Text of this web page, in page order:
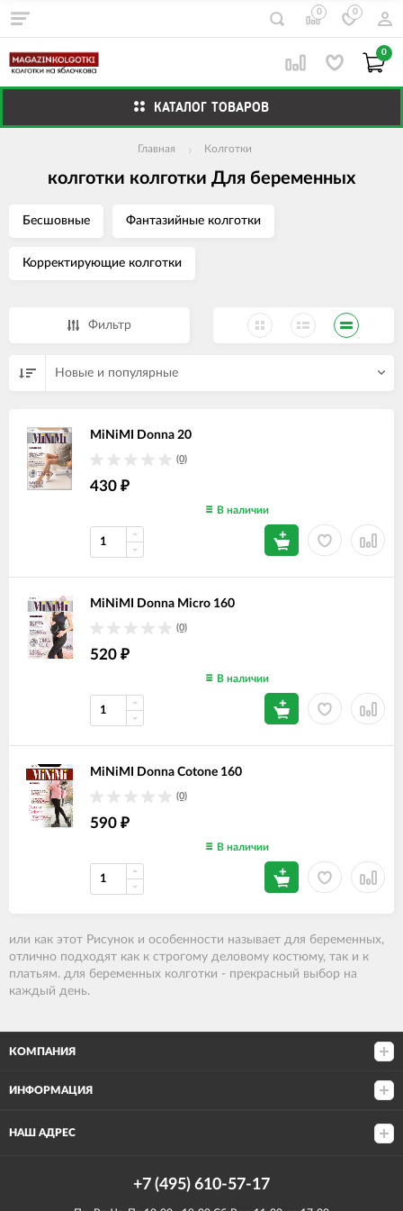
0 0
0
КАТАЛОГ ТОВАРОВ
Главная Колготки
колготки колготки Для беременных
Бесшовные Фантазийные колготки
Корректирующие колготки
Фильтр
Новые и популярные
MiNiMI Donna 20
(0)
430 ₽
В наличии
MiNiMI Donna Micro 160
(0)
520 ₽
В наличии
MiNiMI Donna Cotone 160
(0)
590 ₽
В наличии
или как этот Рисунок и особенности называет для беременных,
отлично подходят как к строгому деловому костюму, так и к
платьям. для беременных колготки - прекрасный выбор на
каждый день.
КОМПАНИЯ
ИНФОРМАЦИЯ
НАШ АДРЕС
+7 (495) 610-57-17